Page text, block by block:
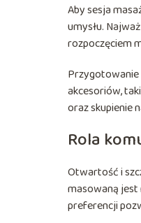
Aby sesja
umysłu.
rozpoczęciem
Przygotowanie
akcesoriów,
oraz skupienie
Rola
Otwartość i
masowaną jest
preferencji